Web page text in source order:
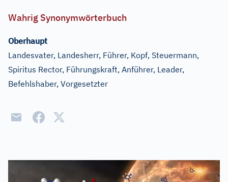
Wahrig Synonymwörterbuch
Oberhaupt
Landesvater, Landesherr, Führer, Kopf, Steuermann,
Spiritus Rector, Führungskraft, Anführer, Leader,
Befehlshaber, Vorgesetzter